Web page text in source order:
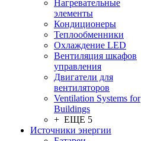
Нагревательные
элементы
Кондиционеры
Теплообменники
Охлаждение LED
Вентиляция шкафов
управления
Двигатели для
вентиляторов
Ventilation Systems for
Buildings
+ ЕЩЕ 5
Источники энергии